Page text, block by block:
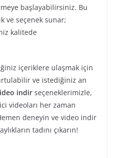
başlayabilirsiniz. Bu
ve seçenek sunar;
kalitede
içeriklere ulaşmak için
ve istediğiniz an
indir seçeneklerimizle,
videoları her zaman
deneyin ve video indir
tadını çıkarın!